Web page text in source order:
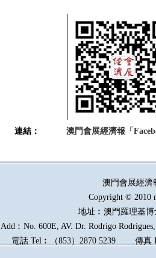
連結： 澳門會展經濟報「
澳門會展經
Copyright © 2010
地址︰澳門羅理基
Add︰No. 600E, AV. Dr. Rodrigo
電話 Tel︰（853）2870 5239傳真